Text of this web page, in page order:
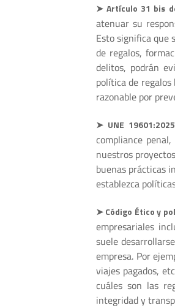
➤ Artículo 31 bis
atenuar su
Esto significa que
de regalos,
delitos, podrán
política de
razonable por
➤ UNE
compliance
nuestros
buenas prácticas
establezca
➤ Código Ético y
empresariales
suele
empresa. Por
viajes pagados,
cuáles son las
integridad y